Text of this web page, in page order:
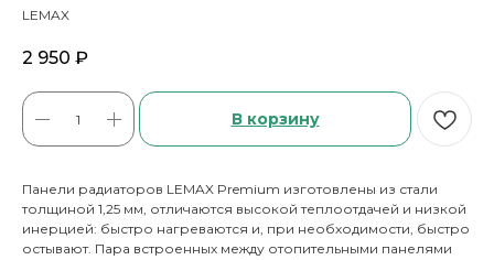
LEMAX
2 950 ₽
В корзину
Панели радиаторов LEMAX Premium изготовлены из стали
толщиной 1,25 мм, отличаются высокой теплоотдачей и низкой
инерцией: быстро нагреваются и, при необходимости, быстро
остывают. Пара встроенных между отопительными панелями